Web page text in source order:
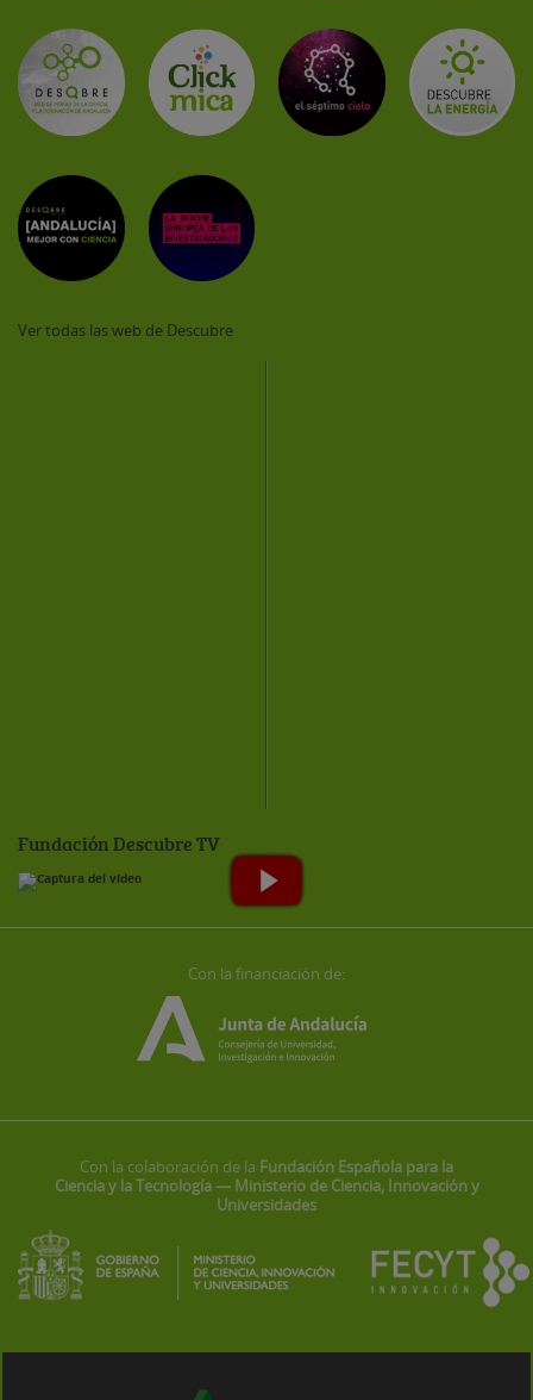
Ver todas las web de Descubre
Fundación Descubre TV
Con la financiación de:
Con la colaboración de la Fundación Española para la
Ciencia y la Tecnología — Ministerio de Ciencia, Innovación y
Universidades